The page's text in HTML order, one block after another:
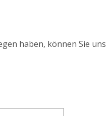
haben, können Sie uns